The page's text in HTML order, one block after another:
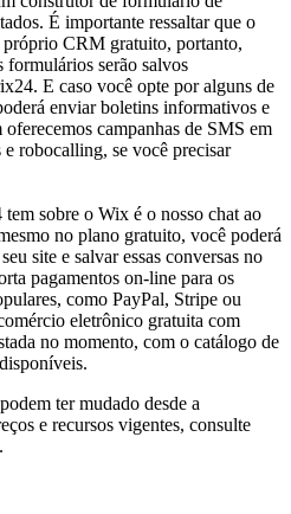
É importante ressaltar que o
CRM gratuito, portanto,
formulários serão salvos
E caso você opte por alguns de
enviar boletins informativos e
campanhas de SMS em
e robocalling, se você precisar
sobre o Wix é o nosso chat ao
no plano gratuito, você poderá
site e salvar essas conversas no
pagamentos on-line para os
como PayPal, Stripe ou
eletrônico gratuita com
no momento, com o catálogo de
ter mudado desde a
e recursos vigentes, consulte
.